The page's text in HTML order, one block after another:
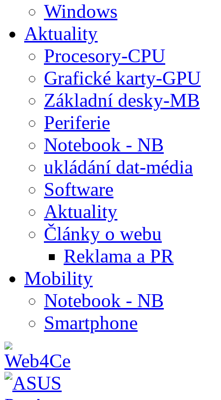
Windows
Aktuality
Procesory-CPU
Grafické karty-GPU
Základní desky-MB
Periferie
Notebook - NB
ukládání dat-média
Software
Aktuality
Články o webu
Reklama a PR
Mobility
Notebook - NB
Smartphone